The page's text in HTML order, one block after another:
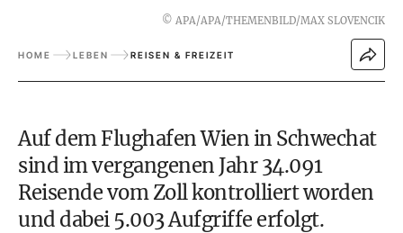
© APA/APA/THEMENBILD/MAX SLOVENCIK
HOME LEBEN REISEN & FREIZEIT
Auf dem Flughafen Wien in Schwechat
sind im vergangenen Jahr 34.091
Reisende vom Zoll kontrolliert worden
und dabei 5.003 Aufgriffe erfolgt.